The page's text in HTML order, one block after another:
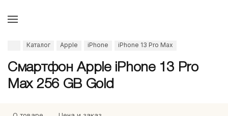
Каталог Apple iPhone iPhone 13 Pro Max
Смартфон Apple iPhone 13 Pro
Max 256 GB Gold